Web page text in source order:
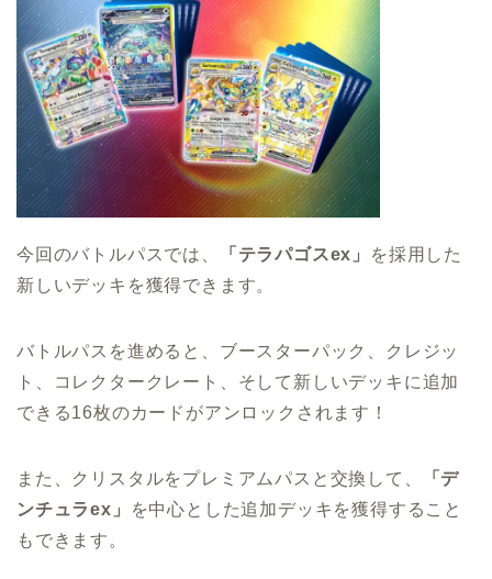
今回のバトルパスでは、 「テラパゴスex」
を採用した
新しいデッキを獲得できます。
バトルパスを進めると、ブースターパック、クレジッ
ト、コレクタークレート、そして新しいデッキに追加
できる16枚のカードがアンロックされます！
また、クリスタルをプレミアムパスと交換して、
「デ
ンチュラex」
を中心とした追加デッキを獲得すること
もできます。